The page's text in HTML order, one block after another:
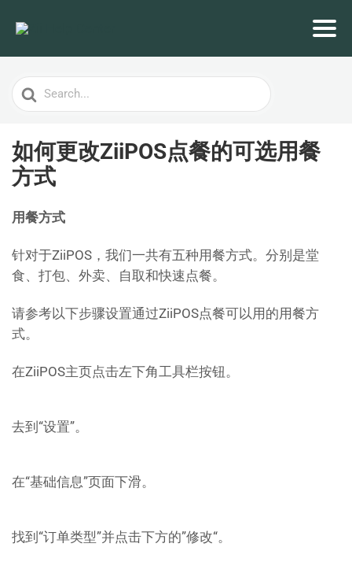
Search
For
如何更改ZiiPOS点餐的可选用餐
方式
用餐方式
针对于ZiiPOS，我们一共有五种用餐方式。分别是堂
食、打包、外卖、自取和快速点餐。
请参考以下步骤设置通过ZiiPOS点餐可以用的用餐方
式。
在ZiiPOS主页点击左下角工具栏按钮。
去到“设置”。
在“基础信息”页面下滑。
找到“订单类型”并点击下方的”修改“。